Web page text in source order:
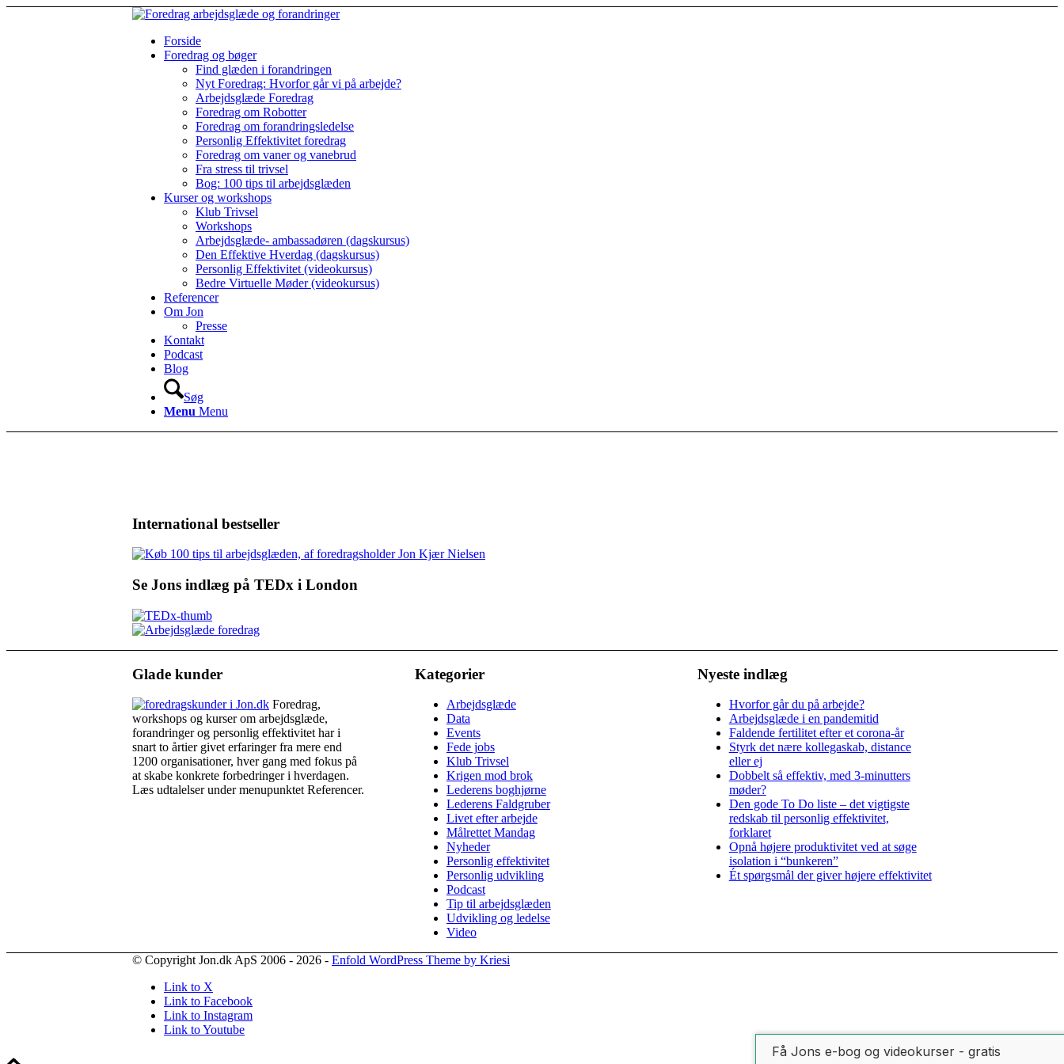
Forside
Foredrag og bøger
Find glæden i forandringen
Nyt Foredrag: Hvorfor går vi på arbejde?
Arbejdsglæde Foredrag
Foredrag om Robotter
Foredrag om forandringsledelse
Personlig Effektivitet foredrag
Foredrag om vaner og vanebrud
Fra stress til trivsel
Bog: 100 tips til arbejdsglæden
Kurser og workshops
Klub Trivsel
Workshops
Arbejdsglæde- ambassadøren (dagskursus)
Den Effektive Hverdag (dagskursus)
Personlig Effektivitet (videokursus)
Bedre Virtuelle Møder (videokursus)
Referencer
Om Jon
Presse
Kontakt
Podcast
Blog
Søg
Menu Menu
International bestseller
Se Jons indlæg på TEDx i London
Glade kunder
Foredrag,
workshops og kurser om arbejdsglæde,
forandringer og personlig effektivitet har i
snart to årtier givet erfaringer fra mere end
1200 organisationer, hver gang med fokus på
at skabe konkrete forbedringer i hverdagen.
Læs udtalelser under menupunktet Referencer.
Kategorier
Arbejdsglæde
Data
Events
Fede jobs
Klub Trivsel
Krigen mod brok
Lederens boghjørne
Lederens Faldgruber
Livet efter arbejde
Målrettet Mandag
Nyheder
Personlig effektivitet
Personlig udvikling
Podcast
Tip til arbejdsglæden
Udvikling og ledelse
Video
Nyeste indlæg
Hvorfor går du på arbejde?
Arbejdsglæde i en pandemitid
Faldende fertilitet efter et corona-år
Styrk det nære kollegaskab, distance
eller ej
Dobbelt så effektiv, med 3-minutters
møder?
Den gode To Do liste – det vigtigste
redskab til personlig effektivitet,
forklaret
Opnå højere produktivitet ved at søge
isolation i “bunkeren”
Ét spørgsmål der giver højere effektivitet
© Copyright Jon.dk ApS 2006 - 2026 - Enfold WordPress Theme by Kriesi
Link to X
Link to Facebook
Link to Instagram
Link to Youtube
Få Jons e-bog og videokurser - gratis